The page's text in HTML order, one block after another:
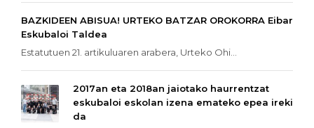
BAZKIDEEN ABISUA! URTEKO BATZAR OROKORRA Eibar
Eskubaloi Taldea
Estatutuen 21. artikuluaren arabera, Urteko Ohi...
2017an eta 2018an jaiotako haurrentzat
eskubaloi eskolan izena emateko epea ireki
da